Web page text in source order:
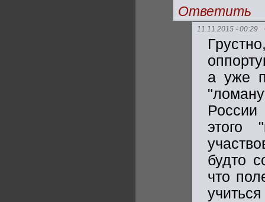
Ответить
11.11.2015 - 00:29
а уже
этого
будто
что